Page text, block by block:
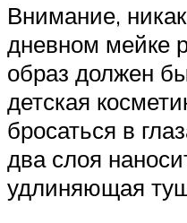
Внимание,
дневном мейке
образ должен
детская
бросаться в
два слоя
удлиняющая